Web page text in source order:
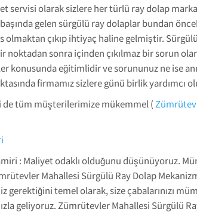
olarak sizlere her türlü ray dolap
gelen sürgülü ray dolaplar bundan
olmaktan çıkıp ihtiyaç haline gelmiştir.
sonra içinden çıkılmaz bir sorun
eğitimlidir ve sorununuz ne ise
firmamız sizlere günü birlik yardımcı
de tüm müşterilerimize mükemmel (
: Maliyet odaklı olduğunu düşünüyoruz.
Mahallesi Sürgülü Ray Dolap
gerektiğini temel olarak, size çabalarınızı
geliyoruz. Zümrütevler Mahallesi Sürgülü